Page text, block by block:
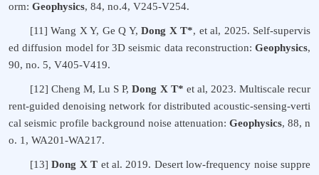
orm: Geophysics, 84, no.4, V245-V254.
[11]Wang X Y, Ge Q Y,Dong X T*, et al, 2025. Self-supervis
ed diffusion model for 3D seismic data reconstruction: Geophysics,
90, no. 5, V405-V419.
[12]Cheng M, Lu S P,Dong X T* et al, 2023. Multiscale recur
rent-guided denoising network for distributed acoustic-sensing-verti
cal seismic profile background noise attenuation: Geophysics, 88, n
o. 1, WA201-WA217.
[13]Dong X T et al. 2019. Desert low-frequency noise suppre